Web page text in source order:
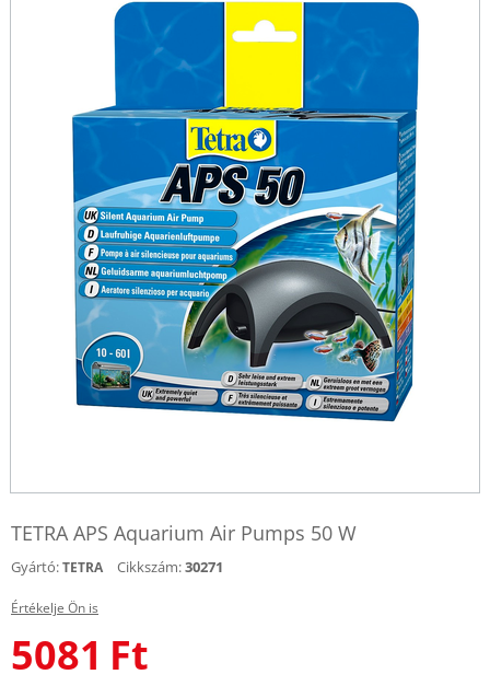
TETRA APS Aquarium Air Pumps 50 W
Gyártó:TETRA Cikkszám:30271
Értékelje Ön is
5081 Ft